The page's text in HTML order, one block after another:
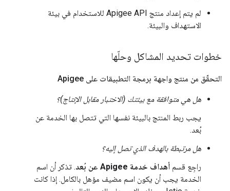
لم يتم إعداد منتج Apigee API للاستخدام في بيئة
الاستهداف والبيئة.
خطوات تحديد المشاكل وحلّها
التحقّق من منتج واجهة برمجة التطبيقات على Apigee
هل هي متوافقة مع بيئتك (الاختبار مقابل الإنتاج)؟
يجب ربط المنتج بالبيئة نفسها التي تتصل بها الخدمة عن
بُعد.
هل مرتبطة بالهدف الذي تصل إليه؟
راجِع قسم أهداف خدمة Apigee عن بُعد
. تذكر أن اسم
الخدمة يجب أن يكون اسم مضيف مؤهل بالكامل. إذا كانت